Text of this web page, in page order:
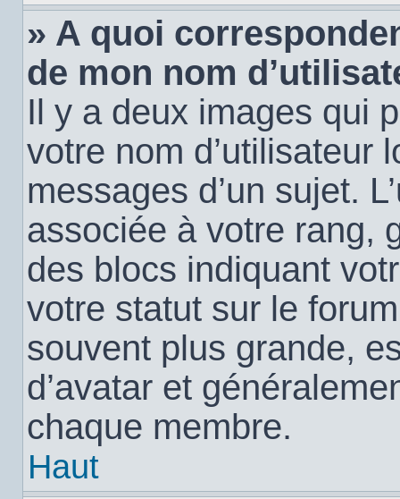
» A quoi
de mon nom
Il y a deux images qui
votre nom d’utilisateur
messages d’un sujet.
associée à votre rang,
des blocs indiquant
votre statut sur le
souvent plus grande,
d’avatar et
chaque membre.
Haut